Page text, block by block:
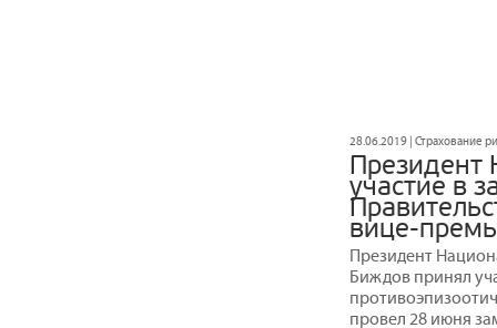
28.06.2019 | Страхование
Президент
участие в
вице-
Президент
Биждов принял
провел 28 июня